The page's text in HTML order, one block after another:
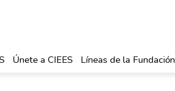
Únete a CIEES Líneas de la Fundación